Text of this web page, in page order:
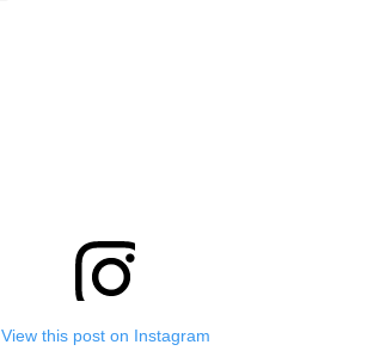
View this post on Instagram